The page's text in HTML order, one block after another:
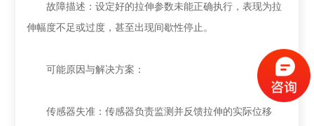
故障描述：设定好的拉伸参数未能正确执行，表现为拉
伸幅度不足或过度，甚至出现间歇性停止。
可能原因与解决方案：
传感器失准：传感器负责监测并反馈拉伸的实际位移